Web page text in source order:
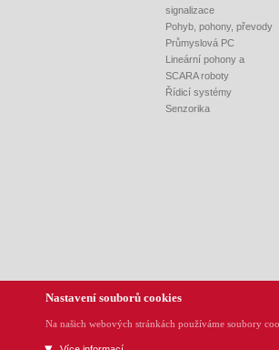
signalizace
Pohyb, pohony, převody
Průmyslová PC
Lineární pohony a
SCARA roboty
Řídicí systémy
Senzorika
REM-Technik s.r.o.,
Nastavení souborů cookies
Na našich webových stránkách používáme soubory